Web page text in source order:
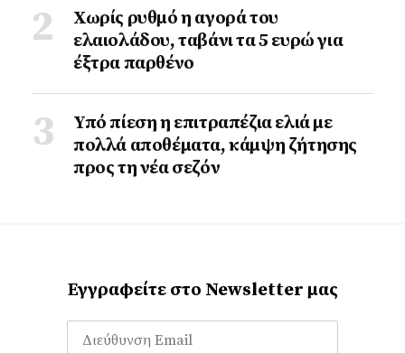
Χωρίς ρυθμό η αγορά του
ελαιολάδου, ταβάνι τα 5 ευρώ για
έξτρα παρθένο
Υπό πίεση η επιτραπέζια ελιά με
πολλά αποθέματα, κάμψη ζήτησης
προς τη νέα σεζόν
Εγγραφείτε στο Newsletter μας